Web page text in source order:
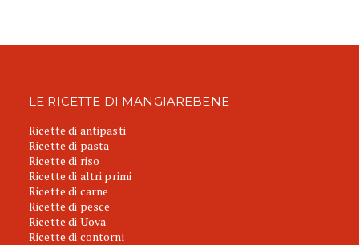
LE RICETTE DI MANGIAREBENE
Ricette di antipasti
Ricette di pasta
Ricette di riso
Ricette di altri primi
Ricette di carne
Ricette di pesce
Ricette di Uova
Ricette di contorni